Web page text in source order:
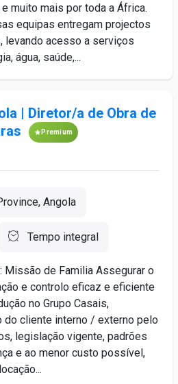
muito mais por toda a África.
equipas entregam projectos
levando acesso a serviços
água, saúde,...
| Diretor/a de Obra de
Premium
Angola
Tempo integral
Missão de Familia Assegurar o
e controlo eficaz e eficiente
no Grupo Casais,
do cliente interno / externo pelo
legislação vigente, padrões
e ao menor custo possível,